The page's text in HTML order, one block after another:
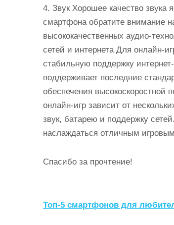
4. Звук Хорошее качество
смартфона обратите внимание
высококачественных аудио-
сетей и интернета Для онлайн-
стабильную поддержку
поддерживает последние
обеспечения
онлайн-игр зависит от
звук, батарею и поддержку
наслаждаться отличным
Спасибо за прочтение!
Н
Топ-5 смартфонов для